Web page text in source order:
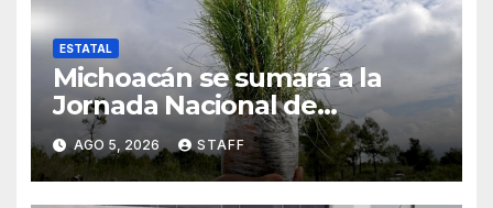
ESTATAL
Michoacán se sumará a la
Jornada Nacional de
Reforestación con 13 millones
de árboles
AGO 5, 2026 STAFF